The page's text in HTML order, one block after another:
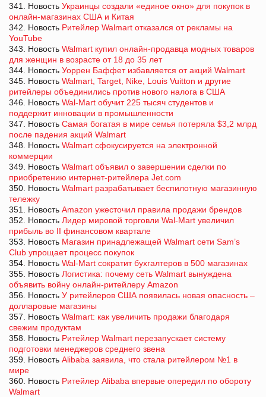
341. Новость Украинцы создали «единое окно» для покупок в
онлайн-магазинах США и Китая
342. Новость Ритейлер Walmart отказался от рекламы на
YouTube
343. Новость Walmart купил онлайн-продавца модных товаров
для женщин в возрасте от 18 до 35 лет
344. Новость Уоррен Баффет избавляется от акций Walmart
345. Новость Walmart, Target, Nike, Louis Vuitton и другие
ритейлеры объединились против нового налога в США
346. Новость Wal-Mart обучит 225 тысяч студентов и
поддержит инновации в промышленности
347. Новость Самая богатая в мире семья потеряла $3,2 млрд
после падения акций Walmart
348. Новость Walmart сфокусируется на электронной
коммерции
349. Новость Walmart объявил о завершении сделки по
приобретению интернет-ритейлера Jet.com
350. Новость Walmart разрабатывает беспилотную магазинную
тележку
351. Новость Amazon ужесточил правила продажи брендов
352. Новость Лидер мировой торговли Wal-Mart увеличил
прибыль во II финансовом квартале
353. Новость Магазин принадлежащей Walmart cети Sam’s
Club упрощает процесс покупок
354. Новость Wal-Mart сократит бухгалтеров в 500 магазинах
355. Новость Логистика: почему сеть Walmart вынуждена
объявить войну онлайн-ритейлеру Amazon
356. Новость У ритейлеров США появилась новая опасность –
долларовые магазины
357. Новость Walmart: как увеличить продажи благодаря
свежим продуктам
358. Новость Ритейлер Walmart перезапускает систему
подготовки менеджеров среднего звена
359. Новость Alibaba заявила, что стала ритейлером №1 в
мире
360. Новость Ритейлер Alibaba впервые опередил по обороту
Walmart